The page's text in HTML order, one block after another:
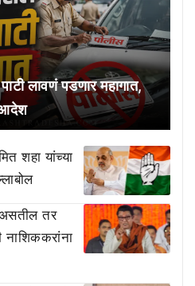
लावणं पडणार महागात,
आदेश
शहा यांच्या
तर
नाशिककरांना